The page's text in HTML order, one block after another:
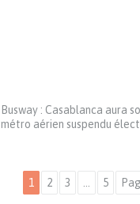
Busway : Casablanca aura
métro aérien suspendu
1 2 3 5